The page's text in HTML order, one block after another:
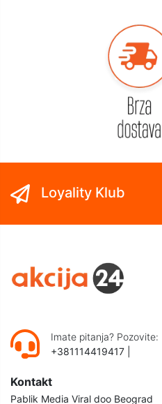
Loyality Klub
Imate pitanja? Pozovite:
+381114419417
Kontakt
Pablik Media Viral doo Beograd